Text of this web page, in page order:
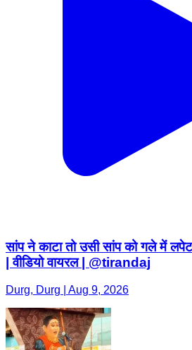
सांप ने काटा तो उसी सांप को गले में
| वीडियो वायरल | @tirandaj
Durg, Durg | Aug 9, 2026